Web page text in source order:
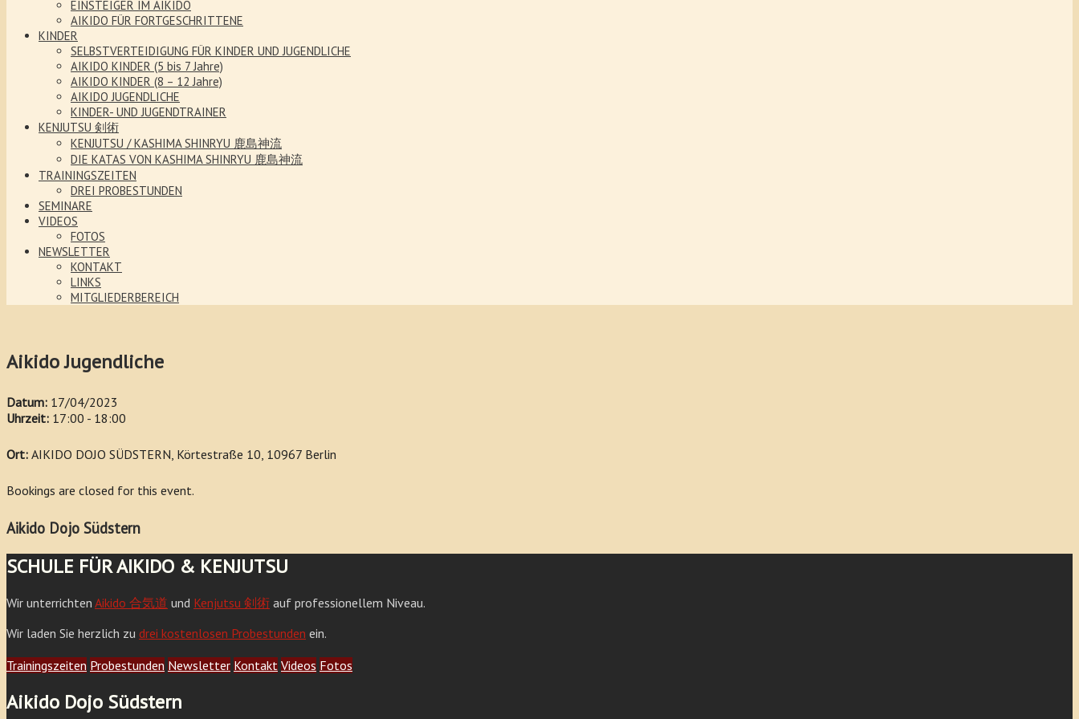
EINSTEIGER IM AIKIDO
AIKIDO FÜR FORTGESCHRITTENE
KINDER
SELBSTVERTEIDIGUNG FÜR KINDER UND JUGENDLICHE
AIKIDO KINDER (5 bis 7 Jahre)
AIKIDO KINDER (8 – 12 Jahre)
AIKIDO JUGENDLICHE
KINDER- UND JUGENDTRAINER
KENJUTSU 剣術
KENJUTSU / KASHIMA SHINRYU 鹿島神流
DIE KATAS VON KASHIMA SHINRYU 鹿島神流
TRAININGSZEITEN
DREI PROBESTUNDEN
SEMINARE
VIDEOS
FOTOS
NEWSLETTER
KONTAKT
LINKS
MITGLIEDERBEREICH
Aikido Jugendliche
Datum: 17/04/2023
Uhrzeit: 17:00 - 18:00
Ort: AIKIDO DOJO SÜDSTERN, Körtestraße 10, 10967 Berlin
Bookings are closed for this event.
Aikido Dojo Südstern
SCHULE FÜR AIKIDO & KENJUTSU
Wir unterrichten Aikido 合気道 und Kenjutsu 剣術 auf professionellem Niveau.
Wir laden Sie herzlich zu drei kostenlosen Probestunden ein.
Trainingszeiten Probestunden Newsletter Kontakt Videos Fotos
Aikido Dojo Südstern